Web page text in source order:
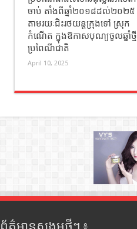
ចាប់ តាំងពីឆ្នាំ២០១៨ដល់២០២៥
តាមរយៈជិះរថយន្ដក្រុងទៅ ស្រុក
កំណើត ក្នុងឱកាសបុណ្យចូលឆ្នាំថ្មី
ប្រពៃណីជាតិ
April 10, 2025